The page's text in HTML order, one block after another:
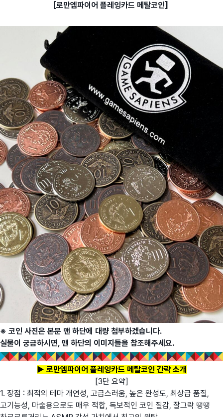
[로만엠파이어 플레잉카드 메탈코인]
※ 코인 사진은 본문 맨 하단에 대량 첨부하겠습니다.
실물이 궁금하시면, 맨 하단의 이미지들을 참조해주세요.
▶ 로만엠파이어 플레잉카드 메탈코인 간략 소개
[3단 요약]
1. 장점 : 최적의 테마 개연성, 고급스러움, 높은 완성도, 최상급 품질,
고기능성, 마술용으로도 매우 적합, 독보적인 코인 질감, 잘그락 땡땡